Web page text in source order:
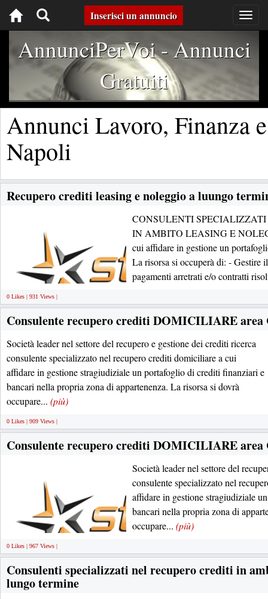
Toggle
navigation
Inserisci un annuncio
AnnunciPerVoi - Annunci
Gratuiti
Annunci Lavoro, Finanza
Napoli
Recupero crediti leasing e noleggio a luungo
CONSULENTI
IN AMBITO LEASING E
cui affidare in gestione un
La risorsa si occuperà di: - Gestire
pagamenti arretrati e/o contratti
0 Likes | 931 Views |
Consulente recupero crediti DOMICILIARE area
Società leader nel settore del recupero e gestione dei crediti ricerca
consulente specializzato nel recupero crediti domiciliare a cui
affidare in gestione stragiudiziale un portafoglio di crediti finanziari e
bancari nella propria zona di appartenenza. La risorsa si dovrà
occupare... (più)
0 Likes | 909 Views |
Consulente recupero crediti DOMICILIARE area
Società leader nel settore del
consulente specializzato nel
affidare in gestione stragiudiziale
bancari nella propria zona di
occupare... (più)
0 Likes | 967 Views |
Consulenti specializzati nel recupero crediti in
lungo termine